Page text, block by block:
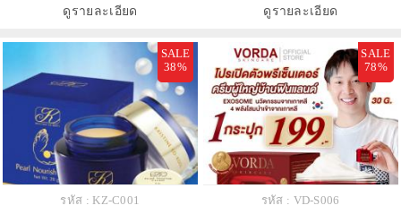
ดูรายละเอียด ดูรายละเอียด
SALE
38%
รหัส : KZ-C001
SALE
78%
รหัส : VD-S006